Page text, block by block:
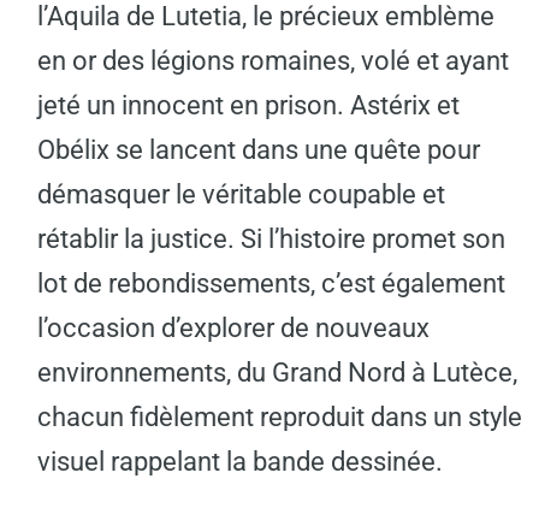
l’Aquila de Lutetia, le précieux emblème
en or des légions romaines, volé et ayant
jeté un innocent en prison. Astérix et
Obélix se lancent dans une quête pour
démasquer le véritable coupable et
rétablir la justice. Si l’histoire promet son
lot de rebondissements, c’est également
l’occasion d’explorer de nouveaux
environnements, du Grand Nord à Lutèce,
chacun fidèlement reproduit dans un style
visuel rappelant la bande dessinée.